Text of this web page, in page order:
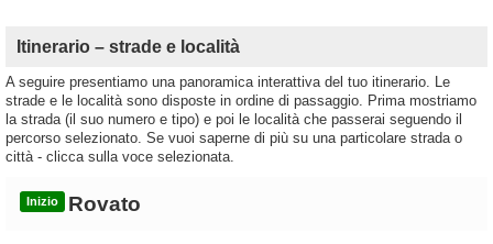
Itinerario – strade e località
A seguire presentiamo una panoramica interattiva del tuo itinerario. Le
strade e le località sono disposte in ordine di passaggio. Prima mostriamo
la strada (il suo numero e tipo) e poi le località che passerai seguendo il
percorso selezionato. Se vuoi saperne di più su una particolare strada o
città - clicca sulla voce selezionata.
Inizio Rovato